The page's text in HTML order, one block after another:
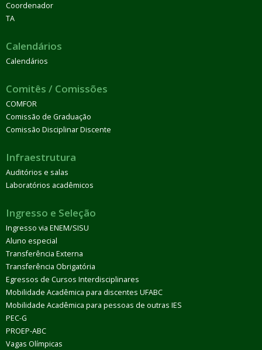
Coordenador
TA
Calendários
Calendários
Comitês / Comissões
COMFOR
Comissão de Graduação
Comissão Disciplinar Discente
Infraestrutura
Auditórios e salas
Laboratórios acadêmicos
Ingresso e Seleção
Ingresso via ENEM/SISU
Aluno especial
Transferência Externa
Transferência Obrigatória
Egressos de Cursos Interdisciplinares
Mobilidade Acadêmica para discentes UFABC
Mobilidade Acadêmica para pessoas de outras IES
PEC-G
PROEP-ABC
Vagas Olímpicas